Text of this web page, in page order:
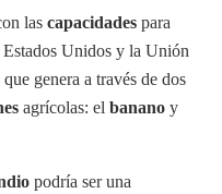
las capacidades para
Estados Unidos y la Unión
genera a través de dos
agrícolas: el banano y
podría ser una